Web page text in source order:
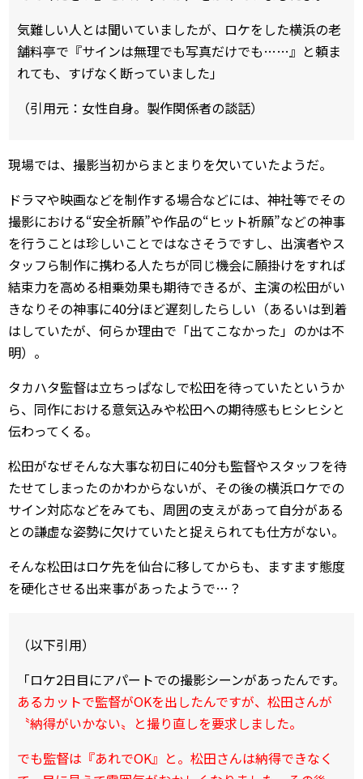
気難しい人とは聞いていましたが、ロケをした横浜の老
舗料亭で『サインは無理でも写真だけでも……』と頼ま
れても、すげなく断っていました」
（引用元：女性自身。製作関係者の談話）
現場では、撮影当初からまとまりを欠いていたようだ。
ドラマや映画などを制作する場合などには、神社等でその
撮影における“安全祈願”や作品の“ヒット祈願”などの神事
を行うことは珍しいことではなさそうですし、出演者やス
タッフら制作に携わる人たちが同じ機会に願掛けをすれば
結束力を高める相乗効果も期待できるが、主演の松田がい
きなりその神事に40分ほど遅刻したらしい（あるいは到着
はしていたが、何らか理由で「出てこなかった」のかは不
明）。
タカハタ監督は立ちっぱなしで松田を待っていたというか
ら、同作における意気込みや松田への期待感もヒシヒシと
伝わってくる。
松田がなぜそんな大事な初日に40分も監督やスタッフを待
たせてしまったのかわからないが、その後の横浜ロケでの
サイン対応などをみても、周囲の支えがあって自分がある
との謙虚な姿勢に欠けていたと捉えられても仕方がない。
そんな松田はロケ先を仙台に移してからも、ますます態度
を硬化させる出来事があったようで…？
（以下引用）
「ロケ2日目にアパートでの撮影シーンがあったんです。
あるカットで監督がOKを出したんですが、松田さんが
〝納得がいかない〟と撮り直しを要求しました。
でも監督は『あれでOK』と。松田さんは納得できなく